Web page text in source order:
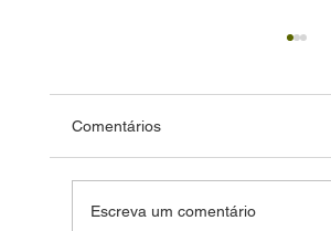
Comentários
Escreva um comentário